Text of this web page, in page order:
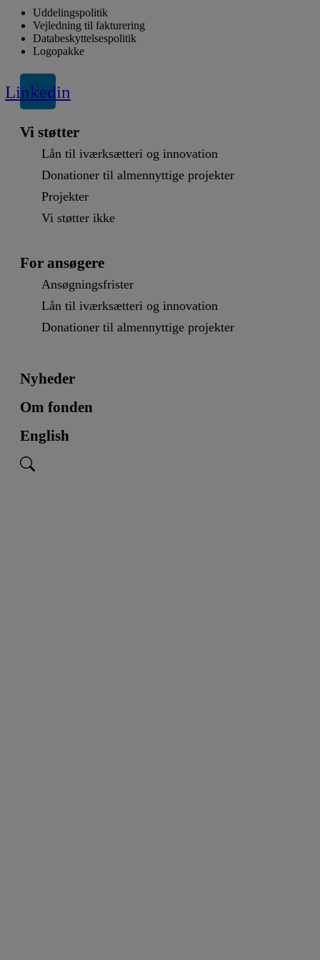
Uddelingspolitik
Vejledning til fakturering
Databeskyttelsespolitik
Logopakke
Linkedin
Vi støtter
Lån til iværksætteri og innovation
Donationer til almennyttige projekter
Projekter
Vi støtter ikke
For ansøgere
Ansøgningsfrister
Lån til iværksætteri og innovation
Donationer til almennyttige projekter
Nyheder
Om fonden
English